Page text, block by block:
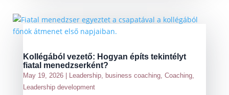
Kollégából vezető: Hogyan építs tekintélyt
fiatal menedzserként?
May 19, 2026| Leadership, business coaching, Coaching,
Leadership development